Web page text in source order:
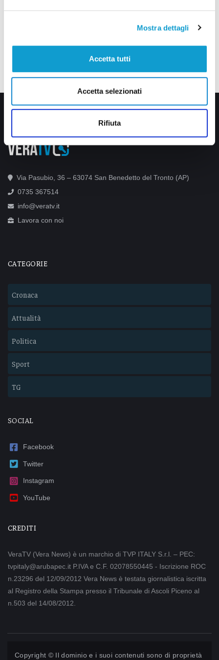
Mostra dettagli
Accetta tutti
Accetta selezionati
Rifiuta
Via Pasubio, 36 – 63074 San Benedetto del Tronto (AP)
0735 367514
info@veratv.it
Lavora con noi
CATEGORIE
Cronaca
Attualità
Politica
Sport
TG
SOCIAL
Facebook
Twitter
Instagram
YouTube
CREDITI
VeraTV (Vera News) è un marchio di TVP ITALY S.r.l. – PEC:
tvpitaly@arubapec.it P.IVA e C.F. 02078550445 - Iscrizione ROC
n.23296 del 12/09/2012 Vera News è testata giornalistica iscritta
al Registro della Stampa presso il Tribunale di Ascoli Piceno al
n.503 del 14/08/2012.
Copyright © Il dominio e i suoi contenuti sono di proprietà